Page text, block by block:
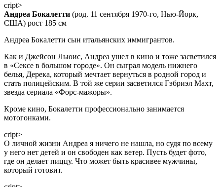
сript>
Андреа Бокалетти (род. 11 сентября 1970-го, Нью-Йорк,
США) рост 185 см
Андреа Бокалетти сын итальянских иммигрантов.
Как и Джейсон Льюис, Андреа ушел в кино и тоже засветился
в «Сексе в большом городе». Он сыграл модель нижнего
белья, Дерека, который мечтает вернуться в родной город и
стать полицейским. В той же серии засветился Гэбриэл Махт,
звезда сериала «Форс-мажоры».
Кроме кино, Бокалетти профессионально занимается
мотогонками.
сript>
О личной жизни Андреа я ничего не нашла, но судя по всему
у него нет детей и он свободен как ветер. Пусть будет фото,
где он делает пиццу. Что может быть красивее мужчины,
который готовит.